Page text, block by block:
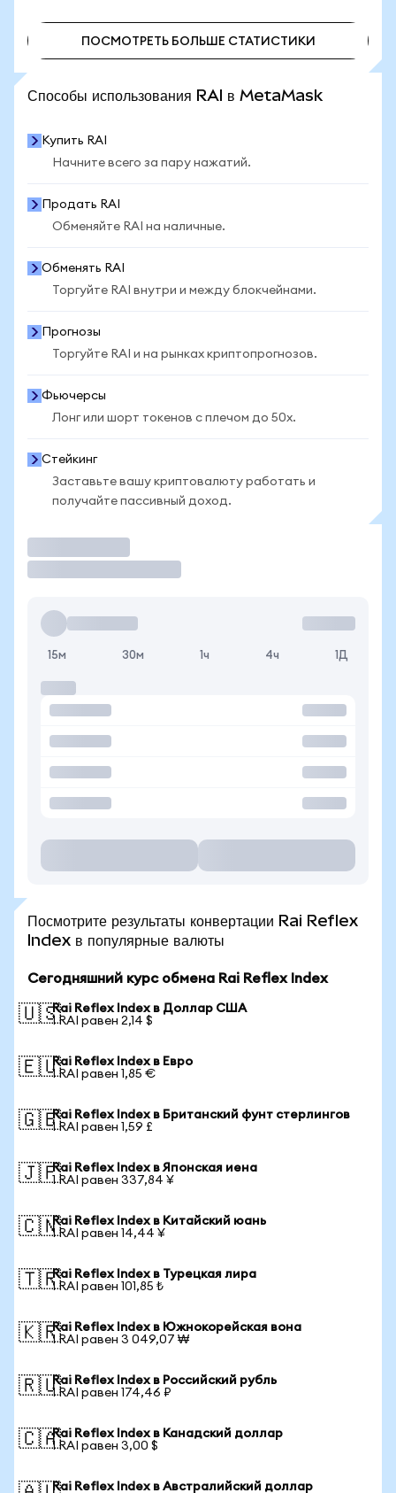
ПОСМОТРЕТЬ БОЛЬШЕ СТАТИСТИКИ
Способы использования RAI в MetaMask
Купить RAI
Начните всего за пару нажатий.
Продать RAI
Обменяйте RAI на наличные.
Обменять RAI
Торгуйте RAI внутри и между блокчейнами.
Прогнозы
Торгуйте RAI и на рынках криптопрогнозов.
Фьючерсы
Лонг или шорт токенов с плечом до 50x.
Стейкинг
Заставьте вашу криптовалюту работать и
получайте пассивный доход.
15м 30м 1ч 4ч 1Д
Посмотрите результаты конвертации Rai Reflex
Index в популярные валюты
Сегодняшний курс обмена Rai Reflex Index
🇺🇸Rai Reflex Index в Доллар США
1 RAI равен 2,14 $
🇪🇺Rai Reflex Index в Евро
1 RAI равен 1,85 €
🇬🇧Rai Reflex Index в Британский фунт стерлингов
1 RAI равен 1,59 £
🇯🇵Rai Reflex Index в Японская иена
1 RAI равен 337,84 ¥
🇨🇳Rai Reflex Index в Китайский юань
1 RAI равен 14,44 ¥
🇹🇷Rai Reflex Index в Турецкая лира
1 RAI равен 101,85 ₺
🇰🇷Rai Reflex Index в Южнокорейская вона
1 RAI равен 3 049,07 ₩
🇷🇺Rai Reflex Index в Российский рубль
1 RAI равен 174,46 ₽
🇨🇦Rai Reflex Index в Канадский доллар
1 RAI равен 3,00 $
Rai Reflex Index в Австралийский доллар